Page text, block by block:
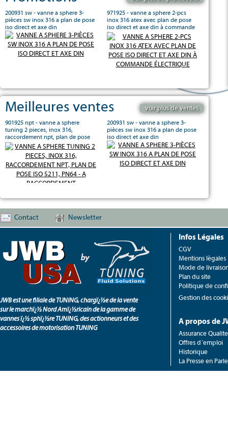
200931 sw - vanne a sphere 3-
pièces sw inox 316 a plan de pose
iso direct et axe din
971925 - vanne a sphere 2-pcs
inox 316 atex avec plan de pose
iso direct et axe din à commande
électrique
Meilleures ventes voir plus de ventes
901925 npt - vanne a sphere
tuning 2 pieces, inox 316,
raccordement npt, plan de pose
iso 5211, pn64 - a raccordement
pneumatique double effet
200931 sw - vanne a sphere 3-
pièces sw inox 316 a plan de pose
iso direct et axe din
Contact Newsletter
JWB est une filiale de TUNING, chargï¿½e de la vente
sur le marchï¿½ Nord Amï¿½ricain de la gamme de
vannes ï¿½ sphï¿½re TUNING, des actionneurs et des
accessoires de motorisation TUNING
Infos Légales
CGV
Mentions légales
Mode de
Plan du site
Politique de
Gestion des
A propos de
Assurance Qualite
Offres d´emploi
Historique
La Presse en Parle